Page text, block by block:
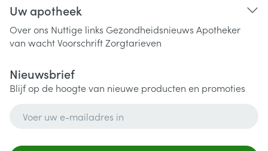
Uw apotheek
Over ons Nuttige links Gezondheidsnieuws Apotheker
van wachtVoorschriftZorgtarieven
Nieuwsbrief
Blijf op de hoogte van nieuwe producten en promoties